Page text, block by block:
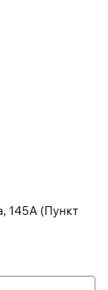
145А (Пункт